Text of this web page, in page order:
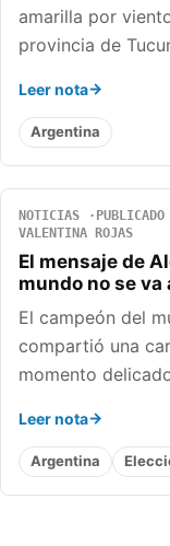
amarilla por
provincia de
Leer nota
Argentina
NOTICIAS
VALENTINA ROJAS
El mensaje de
mundo no se va
El campeón del
compartió una
momento
Leer nota
Argentina